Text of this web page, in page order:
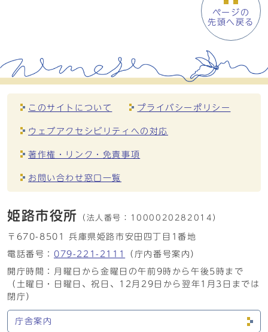
ページの
先頭へ戻る
このサイトについて プライバシーポリシー
ウェブアクセシビリティへの対応
著作権・リンク・免責事項
お問い合わせ窓口一覧
姫路市役所 （法人番号： 1000020282014）
〒670-8501 兵庫県姫路市安田四丁目1番地
電話番号： 079-221-2111
（庁内番号案内）
開庁時間：月曜日から金曜日の午前9時から午後5時まで
（土曜日・日曜日、祝日、12月29日から翌年1月3日までは
閉庁）
庁舎案内